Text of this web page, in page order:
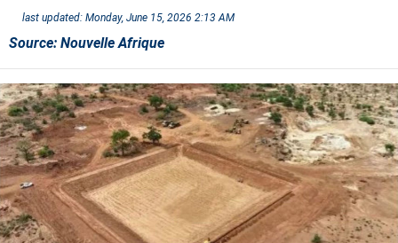
last updated: Monday, June 15, 2026 2:13 AM
Source: Nouvelle Afrique